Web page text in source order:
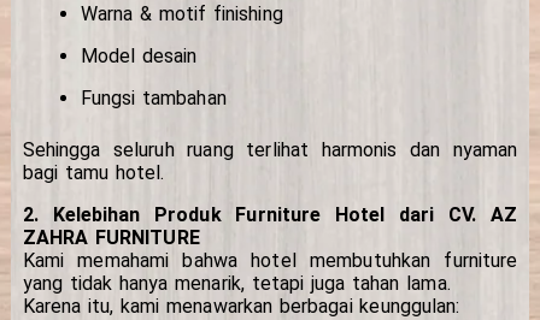
Warna & motif finishing
Model desain
Fungsi tambahan
Sehingga seluruh ruang terlihat harmonis dan nyaman
bagi tamu hotel.
2. Kelebihan Produk Furniture Hotel dari CV. AZ
ZAHRA FURNITURE
Kami memahami bahwa hotel membutuhkan furniture
yang tidak hanya menarik, tetapi juga tahan lama.
Karena itu, kami menawarkan berbagai keunggulan: